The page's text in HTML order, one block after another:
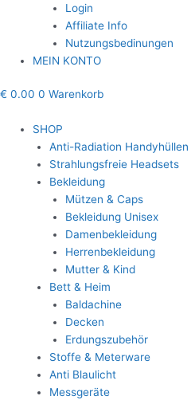
Login
Affiliate Info
Nutzungsbedinungen
MEIN KONTO
€ 0.00 0 Warenkorb
SHOP
Anti-Radiation Handyhüllen
Strahlungsfreie Headsets
Bekleidung
Mützen & Caps
Bekleidung Unisex
Damenbekleidung
Herrenbekleidung
Mutter & Kind
Bett & Heim
Baldachine
Decken
Erdungszubehör
Stoffe & Meterware
Anti Blaulicht
Messgeräte